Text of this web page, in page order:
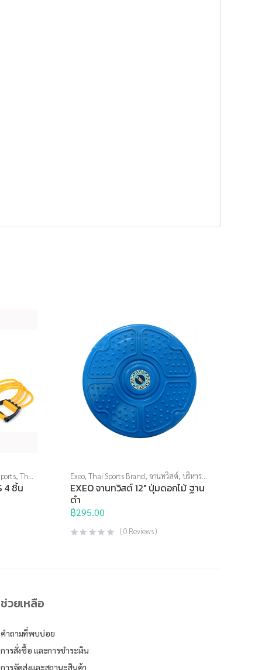
, Thai
4 ชิ้น
Exeo,Thai Sports Brand, จานทวิสต์, บริหาร
แกนกลางลำตัว,อุปกรณ์บริหารกาย
EXEO จานทวิสต์ 12″ ปุ่มดอกไม้ ฐาน
ดำ
฿295.00
(0 Reviews )
ช่วยเหลือ
คำถามที่พบบ่อย
การสั่งซื้อ และการชำระเงิน
การจัดส่งและสถานะสินค้า